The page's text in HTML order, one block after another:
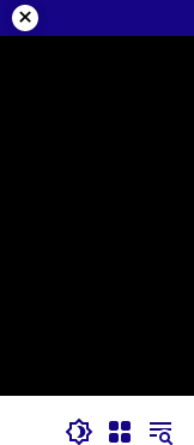
×